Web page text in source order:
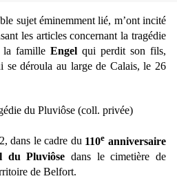
sujet éminemment lié, m’ont incité
les articles concernant la tragédie
la famille Engel qui perdit son fils,
se déroula au large de Calais, le 26
du Pluviôse (coll. privée)
dans le cadre du 110e anniversaire
du Pluviôse dans le cimetière de
de Belfort.